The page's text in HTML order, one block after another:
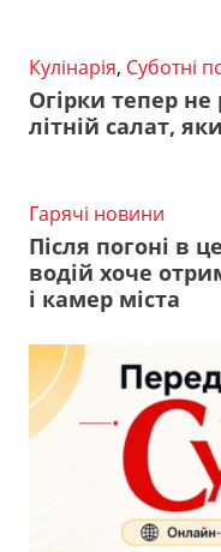
Кулінарія, Суботні
Огірки тепер
літній салат,
Гарячі новини
Після погоні в
водій хоче
і камер міста